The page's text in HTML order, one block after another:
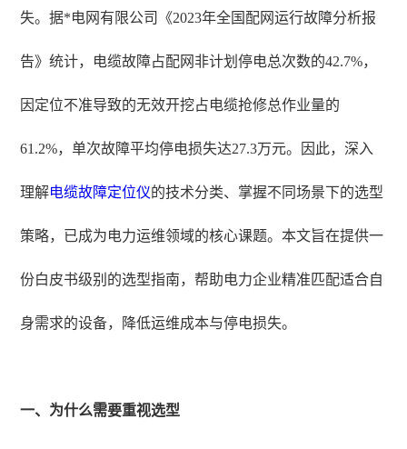
失。据*电网有限公司《2023年全国配网运行故障分析报
告》统计，电缆故障占配网非计划停电总次数的42.7%，
因定位不准导致的无效开挖占电缆抢修总作业量的
61.2%，单次故障平均停电损失达27.3万元。因此，深入
理解电缆故障定位仪的技术分类、掌握不同场景下的选型
策略，已成为电力运维领域的核心课题。本文旨在提供一
份白皮书级别的选型指南，帮助电力企业精准匹配适合自
身需求的设备，降低运维成本与停电损失。
一、为什么需要重视选型